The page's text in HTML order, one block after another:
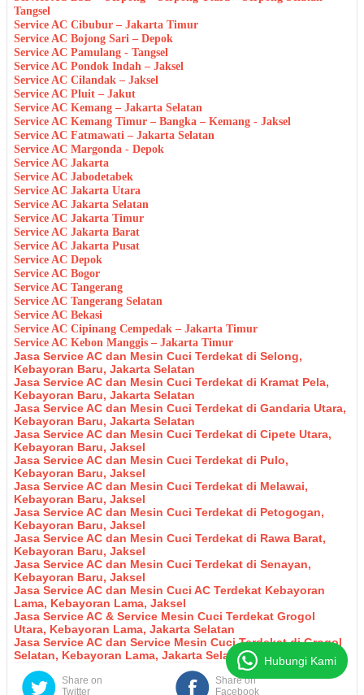
Tangsel
Service AC Cibubur – Jakarta Timur
Service AC Bojong Sari – Depok
Service AC Pamulang - Tangsel
Service AC Pondok Indah – Jaksel
Service AC Cilandak – Jaksel
Service AC Pluit – Jakut
Service AC Kemang – Jakarta Selatan
Service AC Kemang Timur – Bangka – Kemang - Jaksel
Service AC Fatmawati – Jakarta Selatan
Service AC Margonda - Depok
Service AC Jakarta
Service AC Jabodetabek
Service AC Jakarta Utara
Service AC Jakarta Selatan
Service AC Jakarta Timur
Service AC Jakarta Barat
Service AC Jakarta Pusat
Service AC Depok
Service AC Bogor
Service AC Tangerang
Service AC Tangerang Selatan
Service AC Bekasi
Service AC Cipinang Cempedak – Jakarta Timur
Service AC Kebon Manggis – Jakarta Timur
Jasa Service AC dan Mesin Cuci Terdekat di Selong,
Kebayoran Baru, Jakarta Selatan
Jasa Service AC dan Mesin Cuci Terdekat di Kramat Pela,
Kebayoran Baru, Jakarta Selatan
Jasa Service AC dan Mesin Cuci Terdekat di Gandaria Utara,
Kebayoran Baru, Jakarta Selatan
Jasa Service AC dan Mesin Cuci Terdekat di Cipete Utara,
Kebayoran Baru, Jaksel
Jasa Service AC dan Mesin Cuci Terdekat di Pulo,
Kebayoran Baru, Jaksel
Jasa Service AC dan Mesin Cuci Terdekat di Melawai,
Kebayoran Baru, Jaksel
Jasa Service AC dan Mesin Cuci Terdekat di Petogogan,
Kebayoran Baru, Jaksel
Jasa Service AC dan Mesin Cuci Terdekat di Rawa Barat,
Kebayoran Baru, Jaksel
Jasa Service AC dan Mesin Cuci Terdekat di Senayan,
Kebayoran Baru, Jaksel
Jasa Service AC dan Mesin Cuci AC Terdekat Kebayoran
Lama, Kebayoran Lama, Jaksel
Jasa Service AC & Service Mesin Cuci Terdekat Grogol
Utara, Kebayoran Lama, Jakarta Selatan
Jasa Service AC dan Service Mesin Cuci Terdekat di Grogol
Selatan, Kebayoran Lama, Jakarta Selatan
Share on
Facebook
Share on
Twitter
Hubungi Kami